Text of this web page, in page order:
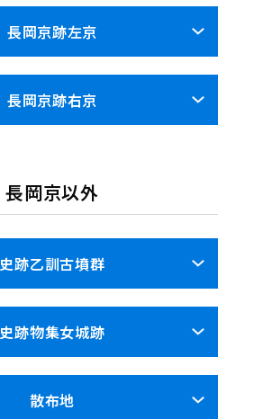
長岡京跡左京
⻑岡京跡右京
長岡京以外
史跡乙訓古墳群
史跡物集女城跡
散布地